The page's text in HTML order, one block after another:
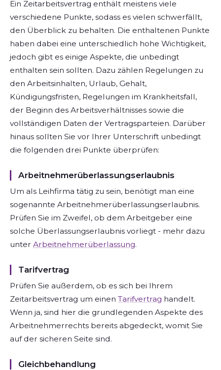
Ein Zeitarbeitsvertrag enthält meistens viele
verschiedene Punkte, sodass es vielen schwerfällt,
den Überblick zu behalten. Die enthaltenen Punkte
haben dabei eine unterschiedlich hohe Wichtigkeit,
jedoch gibt es einige Aspekte, die unbedingt
enthalten sein sollten. Dazu zählen Regelungen zu
den Arbeitsinhalten, Urlaub, Gehalt,
Kündigungsfristen, Regelungen im Krankheitsfall,
der Beginn des Arbeitsverhältnisses sowie die
vollständigen Daten der Vertragsparteien. Darüber
hinaus sollten Sie vor Ihrer Unterschrift unbedingt
die folgenden drei Punkte überprüfen:
Arbeitnehmerüberlassungserlaubnis
Um als Leihfirma tätig zu sein, benötigt man eine
sogenannte Arbeitnehmerüberlassungserlaubnis.
Prüfen Sie im Zweifel, ob dem Arbeitgeber eine
solche Überlassungserlaubnis vorliegt - mehr dazu
unter Arbeitnehmerüberlassung.
Tarifvertrag
Prüfen Sie außerdem, ob es sich bei Ihrem
Zeitarbeitsvertrag um einen Tarifvertrag handelt.
Wenn ja, sind hier die grundlegenden Aspekte des
Arbeitnehmerrechts bereits abgedeckt, womit Sie
auf der sicheren Seite sind.
Gleichbehandlung